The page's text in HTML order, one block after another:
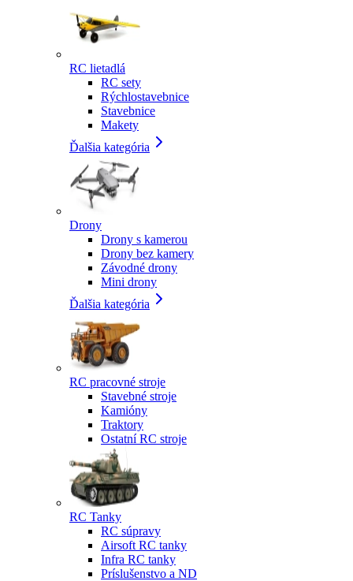
RC lietadlá
RC sety
Rýchlostavebnice
Stavebnice
Makety
Ďalšia kategória
Drony
Drony s kamerou
Drony bez kamery
Závodné drony
Mini drony
Ďalšia kategória
RC pracovné stroje
Stavebné stroje
Kamióny
Traktory
Ostatní RC stroje
RC Tanky
RC súpravy
Airsoft RC tanky
Infra RC tanky
Príslušenstvo a ND